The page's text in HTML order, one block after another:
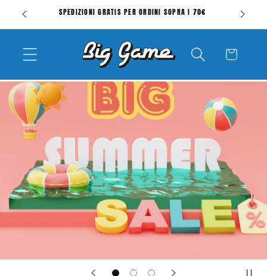
direttamente
ai contenuti
SPEDIZIONI GRATIS PER ORDINI SOPRA I 70€
Carrello